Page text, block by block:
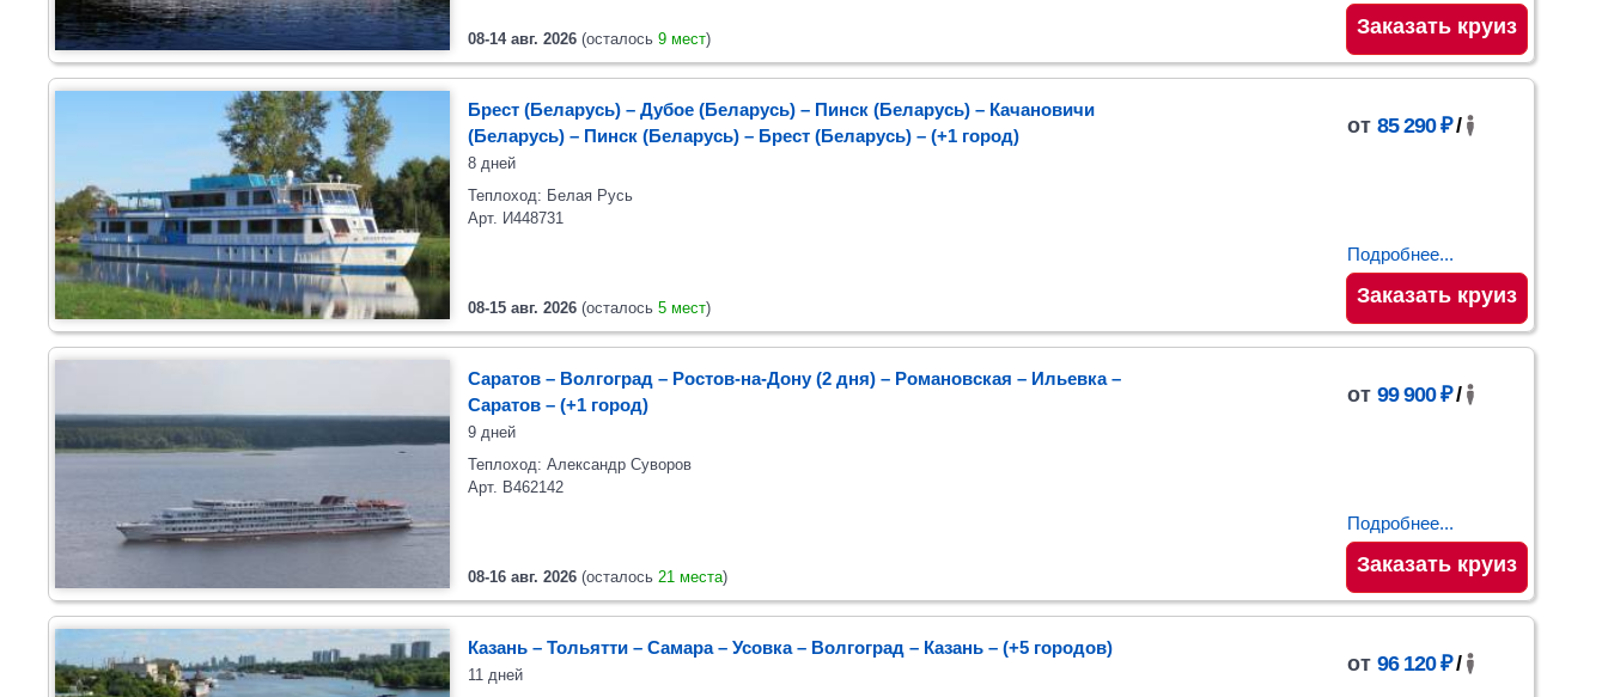
08-14 авг. 2026 (осталось 9 мест)
Заказать круиз
Брест (Беларусь) – Дубое (Беларусь) – Пинск (Беларусь) – Качановичи
(Беларусь) – Пинск (Беларусь)– Брест (Беларусь) – (+1 город)
8 дней
Теплоход: Белая Русь
08-15 авг. 2026 (осталось 5 мест)
Арт. И448731
от 85 290 ₽/
Подробнее...
Заказать круиз
Саратов – Волгоград – Ростов-на-Дону (2 дня) – Романовская – Ильевка–
Саратов – (+1 город)
9 дней
Теплоход: Александр Суворов
08-16 авг. 2026 (осталось 21 места)
Арт. В462142
от 99 900 ₽/
Подробнее...
Заказать круиз
Казань – Тольятти – Самара – Усовка – Волгоград – Казань – (+5 городов)
11 дней
от 96 120 ₽/